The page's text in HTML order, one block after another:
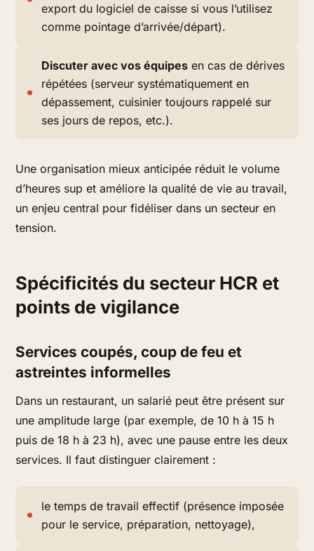
export du logiciel de caisse si vous l’utilisez
comme pointage d’arrivée/départ).
Discuter avec vos équipes en cas de dérives
répétées (serveur systématiquement en
dépassement, cuisinier toujours rappelé sur
ses jours de repos, etc.).
Une organisation mieux anticipée réduit le volume
d’heures sup et améliore la qualité de vie au travail,
un enjeu central pour fidéliser dans un secteur en
tension.
Spécificités du secteur HCR et
points de vigilance
Services coupés, coup de feu et
astreintes informelles
Dans un restaurant, un salarié peut être présent sur
une amplitude large (par exemple, de 10 h à 15 h
puis de 18 h à 23 h), avec une pause entre les deux
services. Il faut distinguer clairement :
le temps de travail effectif (présence imposée
pour le service, préparation, nettoyage),